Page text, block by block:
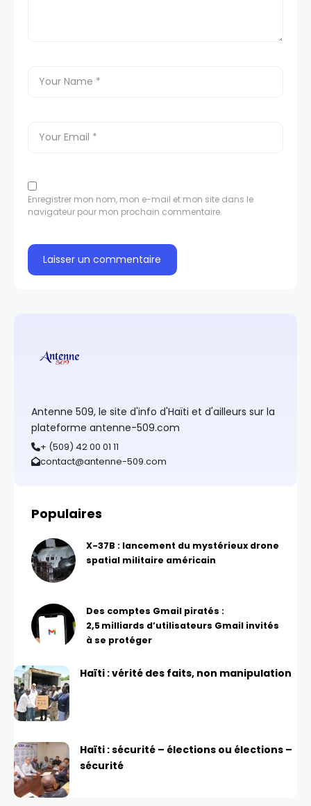
Enregistrer mon nom, mon e-mail et mon site dans le
navigateur pour mon prochain commentaire.
Antenne 509, le site d'info d'Haïti et d'ailleurs sur la
plateforme antenne-509.com
+ (509) 42 00 01 11
contact@antenne-509.com
Populaires
X-37B : lancement du mystérieux drone
spatial militaire américain
Des comptes Gmail piratés :
2,5 milliards d’utilisateurs Gmail invités
à se protéger
Haïti : vérité des faits, non manipulation
Haïti : sécurité – élections ou élections –
sécurité